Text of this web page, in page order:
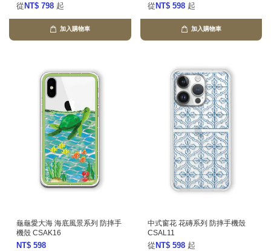
從 NT$ 798 起
加入購物車
從 NT$ 598 起
加入購物車
龜龜愛大海 海底風景系列 防摔手
機殼 CSAK16
NT$ 598
中式窗花 花磚系列 防摔手機殼
CSAL11
從 NT$ 598 起